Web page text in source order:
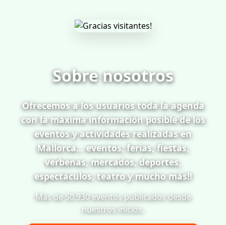
Sobre nosotros
Ofrecemos a los usuarios toda la agenda
con la máxima información posible de los
eventos y actividades realizadas en
Mallorca... eventos, ferias, fiestas,
verbenas, mercados, deportes,
espectáculos, teatro y mucho más!!
Más de 50.930 eventos publicados desde
nuestros inicios.